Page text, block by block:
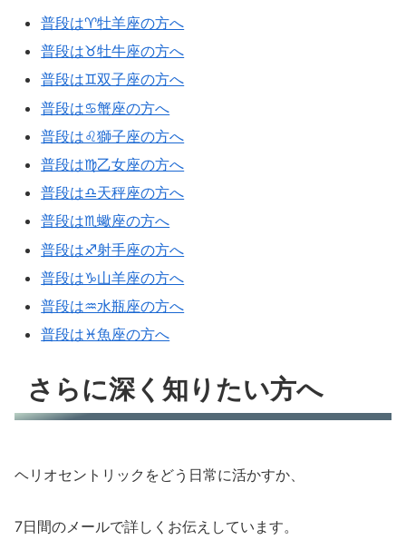
普段は♈牡羊座の方へ
普段は♉牡牛座の方へ
普段は♊双子座の方へ
普段は♋蟹座の方へ
普段は♌獅子座の方へ
普段は♍乙女座の方へ
普段は♎天秤座の方へ
普段は♏蠍座の方へ
普段は♐射手座の方へ
普段は♑山羊座の方へ
普段は♒水瓶座の方へ
普段は♓魚座の方へ
さらに深く知りたい方へ
ヘリオセントリックをどう日常に活かすか、
7日間のメールで詳しくお伝えしています。